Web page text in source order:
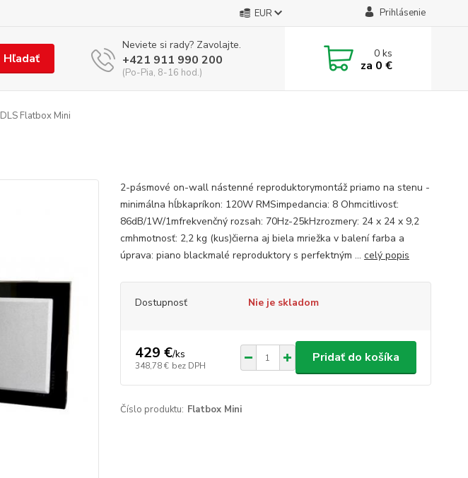
EUR Prihlásenie
Hľadať
Neviete si rady? Zavolajte.
+421 911 990 200
(Po-Pia, 8-16 hod.)
0ks
za 0 €
DLS Flatbox Mini
2-pásmové on-wall nástenné reproduktorymontáž priamo na stenu -
minimálna hĺbkapríkon: 120W RMSimpedancia: 8 Ohmcitlivosť:
86dB/1W/1mfrekvenčný rozsah: 70Hz-25kHzrozmery: 24 x 24 x 9,2
cmhmotnosť: 2,2 kg (kus)čierna aj biela mriežka v balení farba a
úprava: piano blackmalé reproduktory s perfektným ... celý popis
Dostupnosť Nie je skladom
429 €/ks
348,78 € bez DPH
Pridať do košíka
Číslo produktu: Flatbox Mini